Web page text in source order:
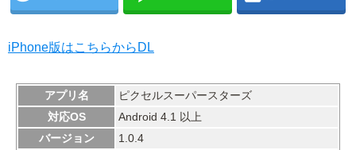
iPhone版はこちらからDL
アプリ名
ピクセルスーパースターズ
対応OS
Android 4.1 以上
バージョン
1.0.4